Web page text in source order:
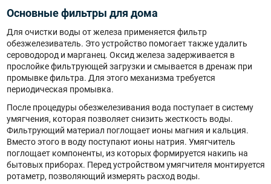
Основные фильтры для дома
Для очистки воды от железа применяется фильтр
обезжелезиватель. Это устройство помогает также удалить
сероводород и марганец. Оксид железа задерживается в
прослойке фильтрующей загрузки и смывается в дренаж при
промывке фильтра. Для этого механизма требуется
периодическая промывка.
После процедуры обезжелезивания вода поступает в систему
умягчения, которая позволяет снизить жесткость воды.
Фильтрующий материал поглощает ионы магния и кальция.
Вместо этого в воду поступают ионы натрия. Умягчитель
поглощает компоненты, из которых формируется накипь на
бытовых приборах. Перед устройством умягчителя монтируется
ротаметр, позволяющий измерять расход воды.